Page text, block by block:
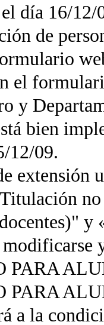
día 16/12/
de
el
y
bien
12/09.
extensión
modificarse
PARA
PARA
a la